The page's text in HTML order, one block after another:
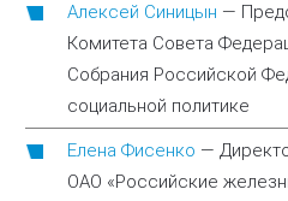
Алексей Синицын —
Комитета Совета
Собрания Российской
социальной политике
Елена Фисенко —
ОАО «Российские